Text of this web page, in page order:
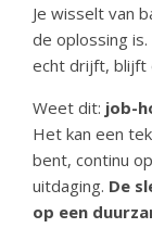
Je wisselt van
de oplossing
echt drijft, blijft
Weet dit: job-
Het kan een
bent, continu
uitdaging. De
op een